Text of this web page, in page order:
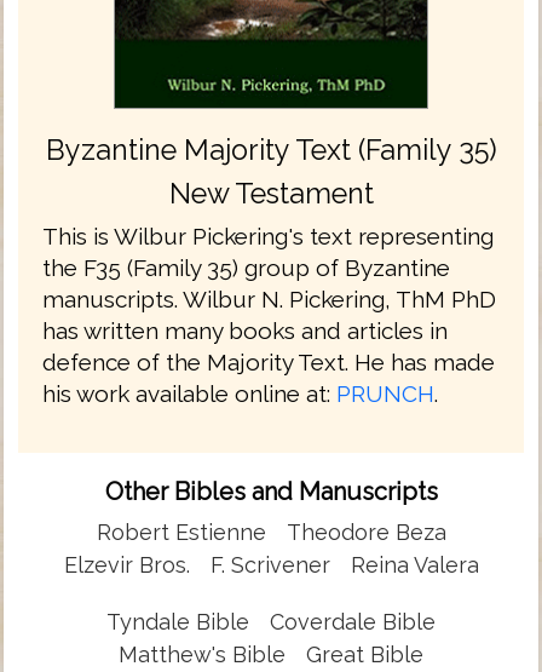
Byzantine Majority Text (Family 35)
New Testament
This is Wilbur Pickering's text representing
the F35 (Family 35) group of Byzantine
manuscripts. Wilbur N. Pickering, ThM PhD
has written many books and articles in
defence of the Majority Text. He has made
his work available online at: PRUNCH.
Other Bibles and Manuscripts
Robert Estienne
Theodore Beza
Elzevir Bros.
F. Scrivener Reina Valera
Tyndale Bible
Coverdale Bible
Matthew's Bible
Great Bible